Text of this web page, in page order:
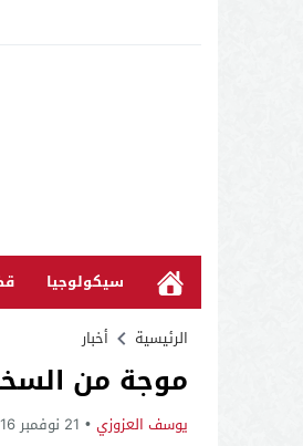
سيكولوجيا
الرئيسية أخبار
موجة من
يوسف العزوزي 21 نوفمبر 2016